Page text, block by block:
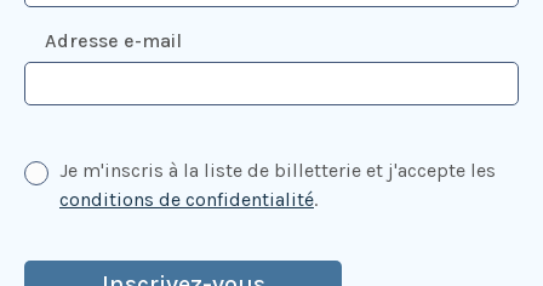
Adresse e-mail
Je m'inscris à la liste de billetterie et j'accepte les
conditions de confidentialité.